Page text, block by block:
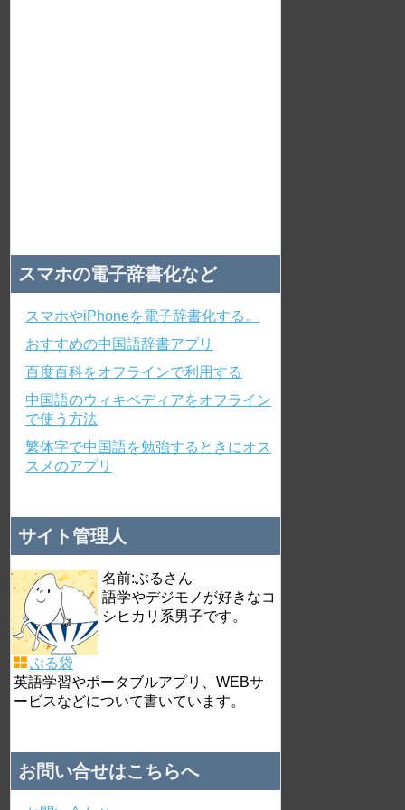
スマホの電子辞書化など
スマホやiPhoneを電子辞書化する。
おすすめの中国語辞書アプリ
百度百科をオフラインで利用する
中国語のウィキペディアをオフライン
で使う方法
繁体字で中国語を勉強するときにオス
スメのアプリ
サイト管理人
名前:ぶるさん
語学やデジモノが好きなコ
シヒカリ系男子です。
ぶる袋
英語学習やポータブルアプリ、WEBサ
ービスなどについて書いています。
お問い合せはこちらへ